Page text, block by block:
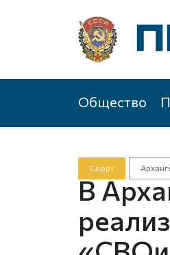
Общество
Спорт
В